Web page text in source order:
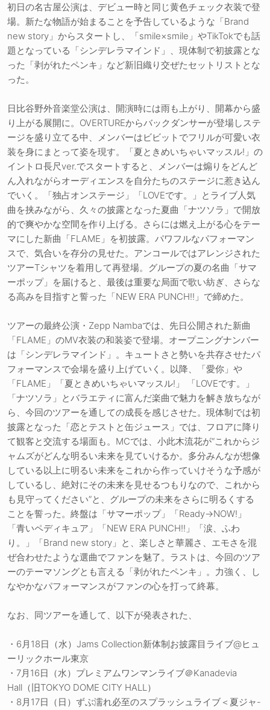
初日の名古屋公演は、デビュー時と同じ黄色チェック衣装で登
場。新たな物語が始まることを予告しているような「Brand
new story」からスタートし、「smile×smile」やTikTokでも話
題となっている「シンデレラマインド」、現体制で初披露とな
った「剥がれたペンキ」など新旧織り交ぜたセットリストとな
った。
日比谷野外音楽堂公演は、開演時には雨も上がり、開幕から盛
り上がる展開に。OVERTUREからバックダンサーが登場しステ
ージを盛り立てる中、メンバーはビビットでフリルが可愛い衣
装を身にまとって姿を現す。「夏ときめいちゃいマッスル!」の
イントロ長尺ver.でスタートすると、メンバーは煽りをどんど
ん入れながらオーディエンスを自分たちのステージに惹き込ん
でいく。「独占オンステージ」「LOVEです。」とライブ人気
曲を挟みながら、久々の披露となった夏曲「ナツソラ」で開放
的で爽やかな空間を作り上げる。さらには燃え上がる心をテー
マにした新曲「FLAME」を初披露。パワフルなパフォーマン
スで、気合いを存分の見せた。アンコールではアレンジされた
ツアーTシャツを着用して再登場。グループの夏の名曲「サマ
ーポップ」を届けると、最後は重要な局面で歌い紡ぎ、さらな
る高みを目指すと誓った「NEW ERA PUNCH!!」で締めた。
ツアーの最終公演・Zepp Nambaでは、先日公開された新曲
「FLAME」のMV衣装の和装姿で登場。オープニングナンバー
は「シンデレラマインド」。キュートさと勢いを共存させたパ
フォーマンスで会場を盛り上げていく。以降、「愛你」や
「FLAME」「夏ときめいちゃいマッスル!」 「LOVEです。」
「ナツソラ」とバラエティに富んだ楽曲で魅力を解き放ちなが
ら、今回のツアーを通しての成長を感じさせた。現体制では初
披露となった「恋とテストと缶ジュース」では、フロアに降り
て観客と交流する場面も。MCでは、小此木流花が“これからジ
ャムズがどんな明るい未来を見ていけるか。多分みんなが想像
している以上に明るい未来をこれから作っていけそうな予感が
しているし、絶対にその未来を見せるつもりなので、これから
も見守ってください”と、グループの未来をさらに明るくする
ことを誓った。終盤は「サマーポップ」「Ready→NOW!」
「青いペディキュア」「NEW ERA PUNCH!!」「涙、ふわ
り。」「Brand new story」と、楽しさと華麗さ、エモさを混
ぜ合わせたような選曲でファンを魅了。ラストは、今回のツア
ーのテーマソングとも言える「剥がれたペンキ」。力強く、し
なやかなパフォーマンスがファンの心を打って終幕。
なお、同ツアーを通して、以下が発表された、
・6月18日（水）Jams Collection新体制お披露目ライブ@ヒュ
ーリックホール東京
・7月16日（水）プレミアムワンマンライブ＠Kanadevia
Hall（旧TOKYO DOME CITY HALL）
・8月17日（日）ずぶ濡れ必至のスプラッシュライブ＜夏ジャ-